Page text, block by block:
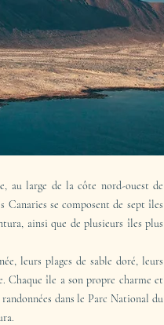
au large de la côte nord-ouest de
Canaries se composent de sept îles
ainsi que de plusieurs îles plus
leurs plages de sable doré, leurs
Chaque île a son propre charme et
dans le Parc National du